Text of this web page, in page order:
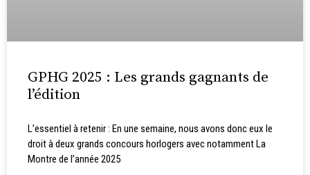
GPHG 2025 : Les grands gagnants de
l’édition
L’essentiel à retenir : En une semaine, nous avons donc eux le
droit à deux grands concours horlogers avec notamment La
Montre de l’année 2025